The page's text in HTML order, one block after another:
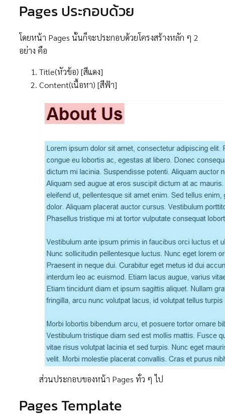
Pages ประกอบด้วย
โดยหน้า Pages นั้นก็จะประกอบด้วยโครงสร้างหลัก ๆ 2
อย่าง คือ
Title(หัวข้อ) [สีแดง]
Content(เนื้อหา) [สีฟ้า]
ส่วนประกอบของหน้า Pages ทั่ว ๆ ไป
Pages Template